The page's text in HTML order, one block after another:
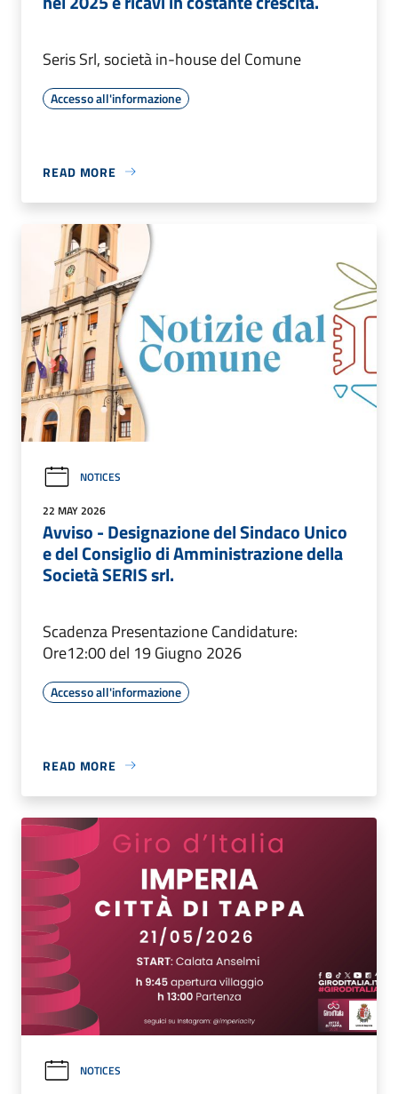
Seris Srl, società in-house del Comune
Accesso all'informazione
READ MORE
NOTICES
22 MAY 2026
Avviso - Designazione del Sindaco Unico
e del Consiglio di Amministrazione della
Società SERIS srl.
Scadenza Presentazione Candidature:
Ore12:00 del 19 Giugno 2026
Accesso all'informazione
READ MORE
NOTICES